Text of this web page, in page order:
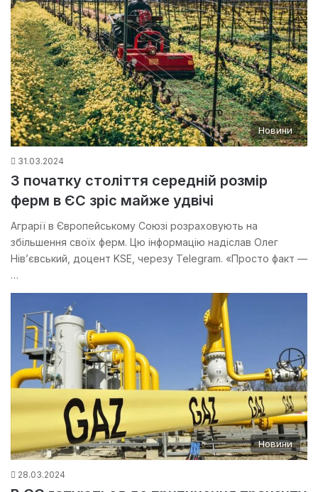
Новини
31.03.2024
З початку століття середній розмір
ферм в ЄС зріс майже удвічі
Аграрії в Європейському Союзі розраховують на
збільшення своїх ферм. Цю інформацію надіслав Олег
Нів’євський, доцент KSE, черезу Telegram. «Просто факт —
…
Новини
28.03.2024